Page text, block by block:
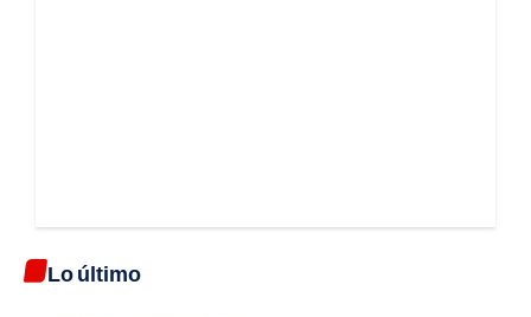
Lo último